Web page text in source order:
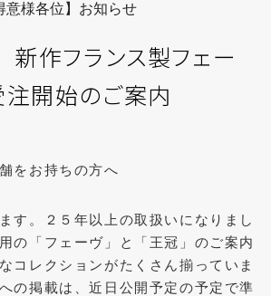
意様各位】お知らせ
新作フランス製フェー
注開始のご案内
をお持ちの方へ
す。２５年以上の取扱いになりまし
の「フェーヴ」と「王冠」のご案内
コレクションがたくさん揃っていま
の掲載は、近日公開予定の予定で準